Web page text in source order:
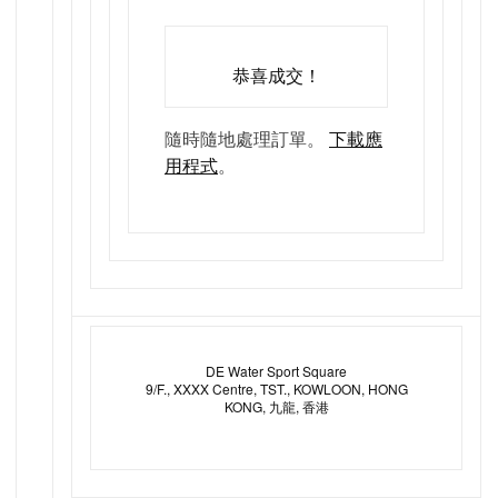
恭喜成交！
隨時隨地處理訂單。 下載應
用程式。
DE Water Sport Square
9/F., XXXX Centre, TST., KOWLOON, HONG
KONG, 九龍, 香港